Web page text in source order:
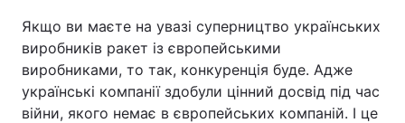
Якщо ви маєте на увазі суперництво українських
виробників ракет із європейськими
виробниками, то так, конкуренція буде. Адже
українські компанії здобули цінний досвід під час
війни, якого немає в європейських компаній. І це